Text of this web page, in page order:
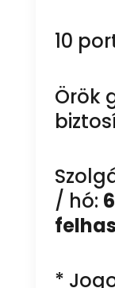
10
Örök
/ hó:
*